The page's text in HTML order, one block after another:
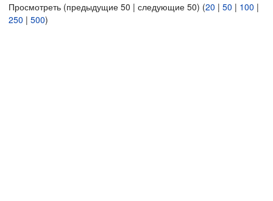
Просмотреть (предыдущие 50 | следующие 50) (20 | 50 | 100 |
250 | 500)